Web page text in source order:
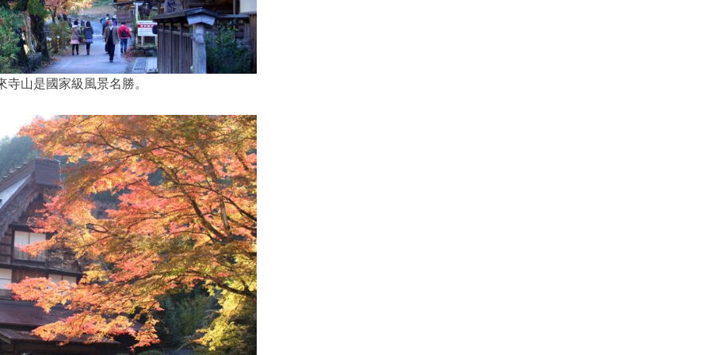
山是國家級風景名勝。